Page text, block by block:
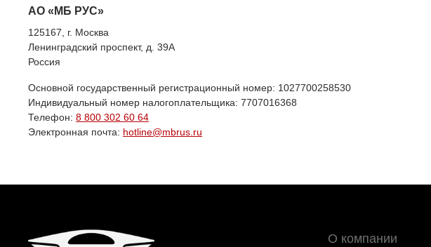
АО «МБ РУС»
125167, г. Москва
Ленинградский проспект, д. 39А
Россия
Основной государственный регистрационный номер: 1027700258530
Индивидуальный номер налогоплательщика: 7707016368
Телефон: 8 800 302 60 64
Электронная почта: hotline@mbrus.ru
О компании